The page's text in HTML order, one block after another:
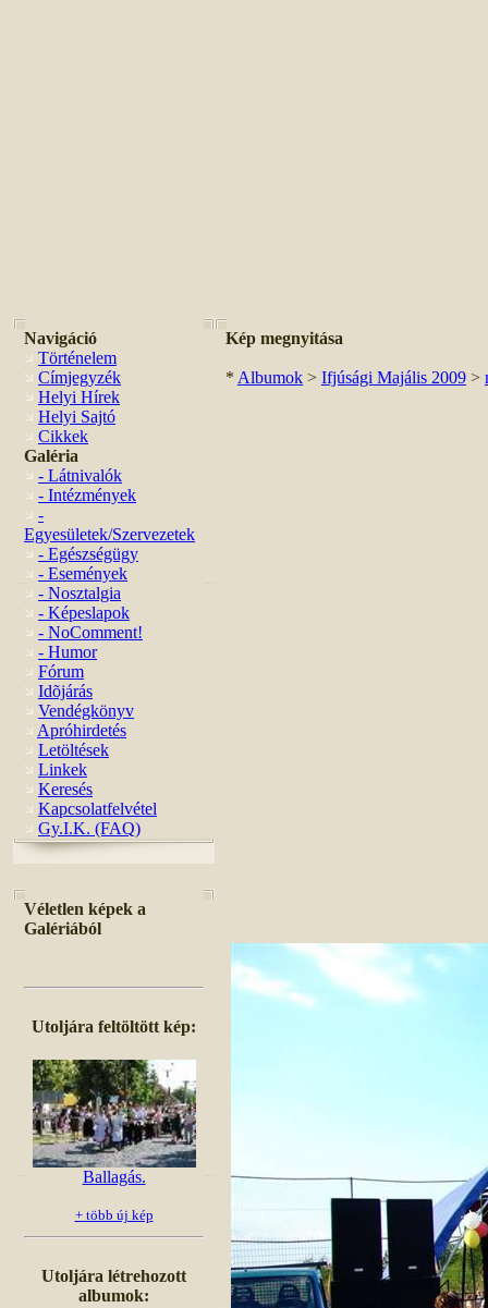
Navigáció
Történelem
Címjegyzék
Helyi Hírek
Helyi Sajtó
Cikkek
Galéria
- Látnivalók
- Intézmények
-
Egyesületek/Szervezetek
- Egészségügy
- Események
- Nosztalgia
- Képeslapok
- NoComment!
- Humor
Fórum
Idõjárás
Vendégkönyv
Apróhirdetés
Letöltések
Linkek
Keresés
Kapcsolatfelvétel
Gy.I.K. (FAQ)
Véletlen képek a
Galériából
Utoljára feltöltött kép:
Ballagás.
+ több új kép
Utoljára létrehozott
albumok:
Kép megnyitása
* Albumok > Ifjúsági Majális 2009 >